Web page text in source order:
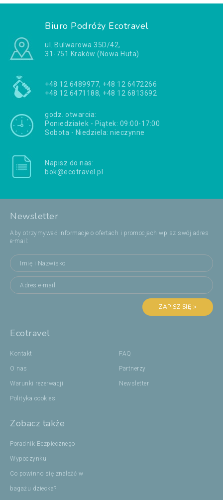
Biuro Podróży Ecotravel
ul. Bulwarowa 35D/42,
31-751 Kraków (Nowa Huta)
+48 12 6489977, +48 12 6472266
+48 12 6471188, +48 12 6813692
godz. otwarcia:
Poniedziałek - Piątek: 09:00-17:00
Sobota - Niedziela: nieczynne
Napisz do nas:
bok@ecotravel.pl
Newsletter
Aby otrzymywać informacje o ofertach i promocjach wpisz swój adres
e-mail:
ZAPISZ SIĘ >
Ecotravel
Kontakt
O nas
Warunki rezerwacji
Polityka cookies
FAQ
Partnerzy
Newsletter
Zobacz także
Poradnik Bezpiecznego
Wypoczynku
Co powinno się znaleźć w
bagażu dziecka?